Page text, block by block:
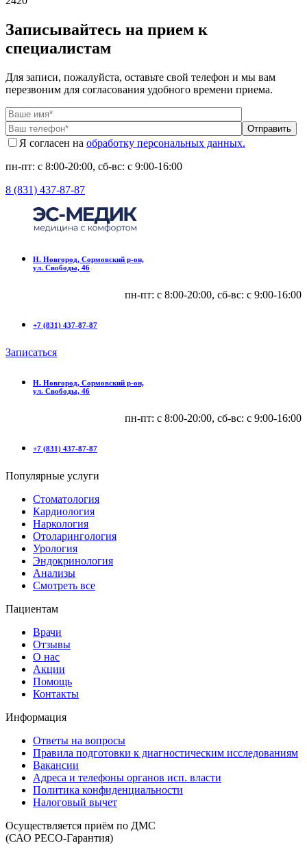
Записывайтесь на прием к
специалистам
Для записи, пожалуйста, оставьте свой телефон и мы вам
перезвоним для согласования удобного времени приема.
Отправить
Я согласен на обработку персональных данных.
пн-пт: с 8:00-20:00, сб-вс: c 9:00-16:00
8 (831) 437-87-87
Н. Новгород, Сормовский р-он,
ул. Свободы, 46
пн-пт: с 8:00-20:00, сб-вс: c 9:00-16:00
+7 (831) 437-87-87
Записаться
Н. Новгород, Сормовский р-он,
ул. Свободы, 46
пн-пт: с 8:00-20:00, сб-вс: c 9:00-16:00
+7 (831) 437-87-87
Популярные услуги
Стоматология
Кардиология
Наркология
Отоларингология
Урология
Эндокринология
Анализы
Смотреть все
Пациентам
Врачи
Отзывы
О нас
Акции
Помощь
Контакты
Информация
Ответы на вопросы
Правила подготовки к диагностическим исследованиям
Вакансии
Адреса и телефоны органов исп. власти
Политика конфиденциальности
Налоговый вычет
Осуществляется приём по ДМС
(САО РЕСО-Гарантия)